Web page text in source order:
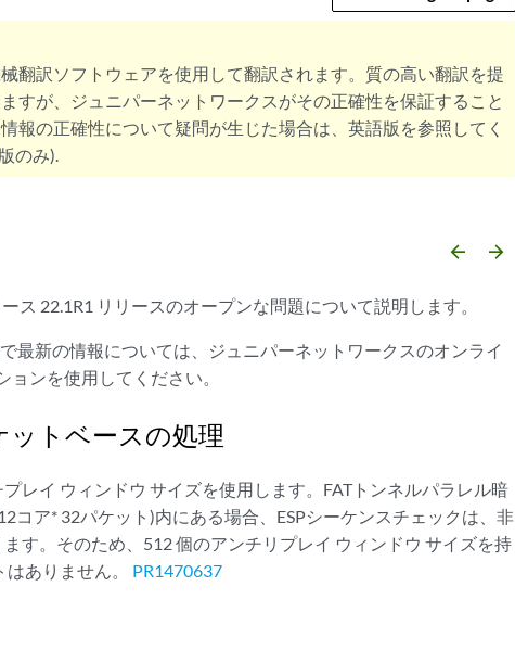
翻訳ソフトウェアを使用して翻訳されます。質の高い翻訳を提
すが、ジュニパーネットワークスがその正確性を保証すること
報の正確性について疑問が生じた場合は、英語版を参照してく
のみ).
arrow_backward arrow_forward
ス 22.1R1 リリースのオープンな問題について説明します。
最新の情報については、ジュニパーネットワークスのオンライ
ョンを使用してください。
トベースの処理
レイ ウィンドウ サイズを使用します。FATトンネルパラレル暗
コア* 32パケット)内にある場合、ESPシーケンスチェックは、非
す。そのため、512 個のアンチリプレイ ウィンドウ サイズを持
ありません。 PR1470637